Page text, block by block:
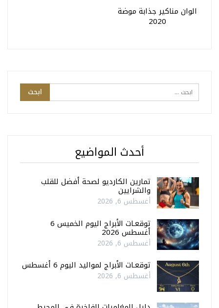
الوان مناكير جذابة موضة
2020
أحدث المواضيع
تمارين الكارديو لصحة أفضل للقلب
والشرايين
أغسطس 6, 2026
توقعـات الأبراج اليوم الخميس 6
أغسطس 2026
أغسطس 6, 2026
توقعـات الأبراج لمواليد اليوم 6 أغسطس
أغسطس 6, 2026